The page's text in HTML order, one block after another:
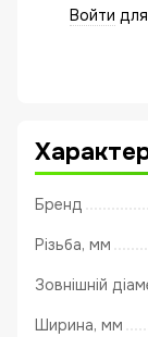
Войти
Бренд
Різьба, мм
Зовнішній
Ширина, мм